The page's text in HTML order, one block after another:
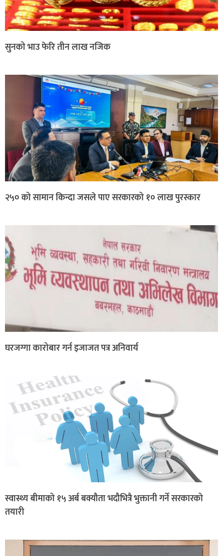
सुनको भाउ फेरि तीन लाख नजिक
२५० को सामान किन्दा जसले पाए सरकारको १० लाख पुरस्कार
घरजग्गा कारोबार गर्न इजाजत पत्र अनिवार्य
स्वास्थ्य बीमाको १५ अर्ब बक्यौता भदौभित्रै भुक्तानी गर्ने सरकारको
तयारी